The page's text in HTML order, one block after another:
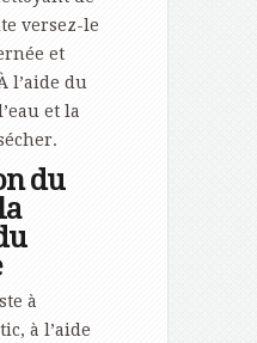
versez-le
et
l’aide du
et la
du
à
à l’aide